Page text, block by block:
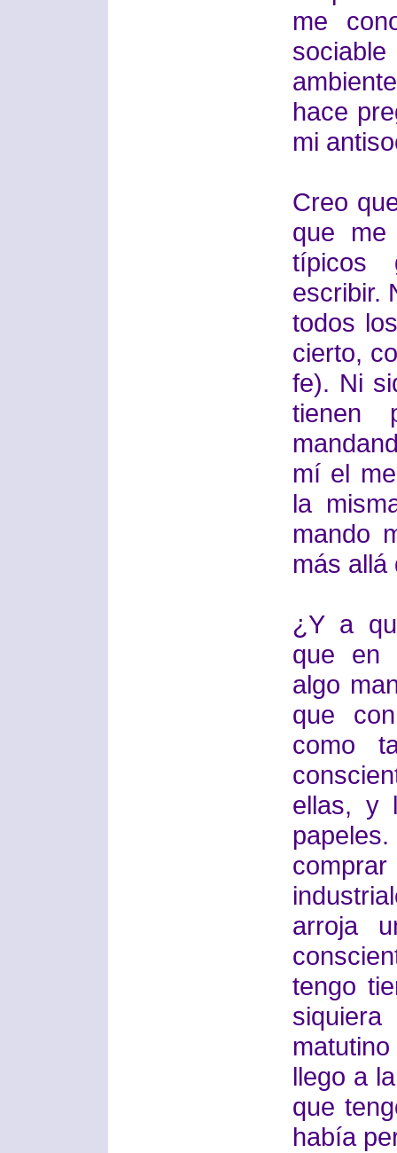
me
hace
mi
Creo
que me
típicos
escribir.
todos
cierto,
fe). Ni
tienen
mí el
la
mando
más allá
¿Y a
que en
algo
que
como
ellas, y
arroja
tengo
llego a
que
había